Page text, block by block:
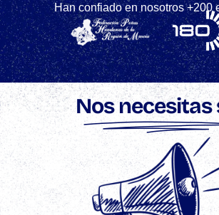
Han confiado en nosotros +200
Nos necesitas